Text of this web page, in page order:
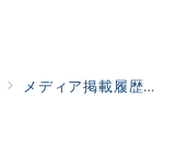
メディア掲載履歴